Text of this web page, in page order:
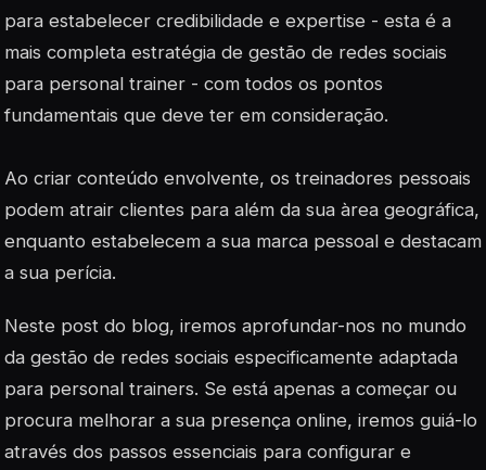
para estabelecer credibilidade e expertise - esta é a
mais completa estratégia de gestão de redes sociais
para personal trainer - com todos os pontos
fundamentais que deve ter em consideração.
Ao criar conteúdo envolvente, os treinadores pessoais
podem atrair clientes para além da sua àrea geográfica,
enquanto estabelecem a sua marca pessoal e destacam
a sua perícia.
Neste post do blog, iremos aprofundar-nos no mundo
da gestão de redes sociais especificamente adaptada
para personal trainers. Se está apenas a começar ou
procura melhorar a sua presença online, iremos guiá-lo
através dos passos essenciais para configurar e